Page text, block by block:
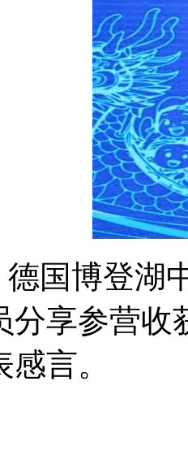
博登湖中
分享参营收
言。